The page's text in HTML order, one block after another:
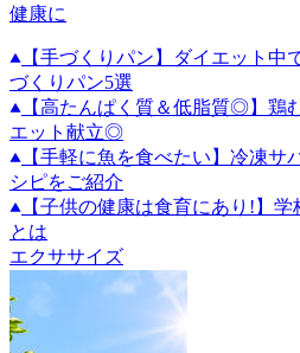
健康に
【手づくりパン】ダイエット
づくりパン5選
【高たんぱく質＆低脂質◎】鶏
エット献立◎
【手軽に魚を食べたい】冷凍サ
シピをご紹介
【子供の健康は食育にあり!】
とは
エクササイズ